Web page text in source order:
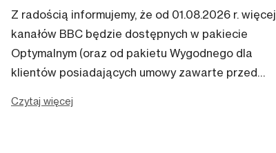
Z radością informujemy, że od 01.08.2026 r. więcej
kanałów BBC będzie dostępnych w pakiecie
Optymalnym (oraz od pakietu Wygodnego dla
klientów posiadających umowy zawarte przed
automatycznie – nie...
Czytaj więcej